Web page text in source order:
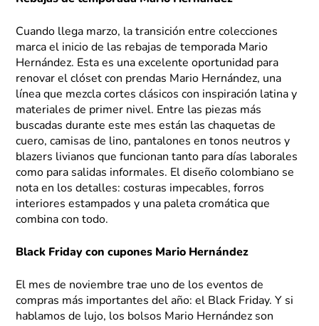
Cuando llega marzo, la transición entre colecciones
marca el inicio de las rebajas de temporada Mario
Hernández. Esta es una excelente oportunidad para
renovar el clóset con prendas Mario Hernández, una
línea que mezcla cortes clásicos con inspiración latina y
materiales de primer nivel. Entre las piezas más
buscadas durante este mes están las chaquetas de
cuero, camisas de lino, pantalones en tonos neutros y
blazers livianos que funcionan tanto para días laborales
como para salidas informales. El diseño colombiano se
nota en los detalles: costuras impecables, forros
interiores estampados y una paleta cromática que
combina con todo.
Black Friday con cupones Mario Hernández
El mes de noviembre trae uno de los eventos de
compras más importantes del año: el Black Friday. Y si
hablamos de lujo, los bolsos Mario Hernández son